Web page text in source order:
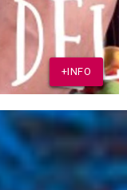
+INFO